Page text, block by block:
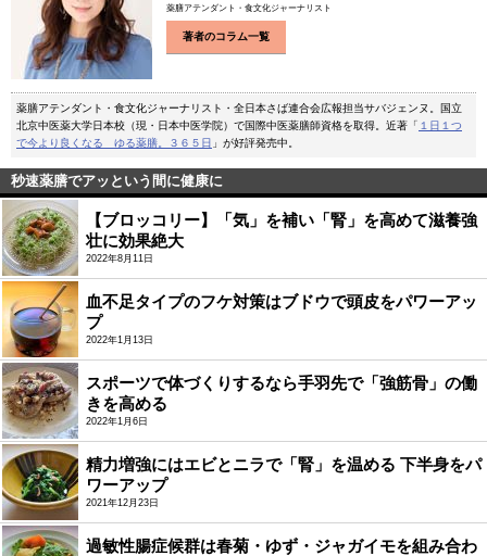
薬膳アテンダント・食文化ジャーナリスト
著者のコラム一覧
薬膳アテンダント・食文化ジャーナリスト・全日本さば連合会広報担当サバジェンヌ。国立
北京中医薬大学日本校（現・日本中医学院）で国際中医薬膳師資格を取得。近著「 １日１つ
で今より良くなる ゆる薬膳。３６５日 」が好評発売中。
秒速薬膳でアッという間に健康に
【ブロッコリー】「気」を補い「腎」を高めて滋養強
壮に効果絶大
2022年8月11日
血不足タイプのフケ対策はブドウで頭皮をパワーアッ
プ
2022年1月13日
スポーツで体づくりするなら手羽先で「強筋骨」の働
きを高める
2022年1月6日
精力増強にはエビとニラで「腎」を温める 下半身をパ
ワーアップ
2021年12月23日
過敏性腸症候群は春菊・ゆず・ジャガイモを組み合わ